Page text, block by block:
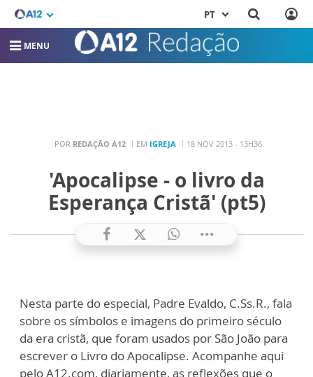
PT
MENU
POR REDAÇÃO A12 EM IGREJA 18 NOV 2013 - 13H36
'Apocalipse - o livro da
Esperança Cristã' (pt5)
Nesta parte do especial, Padre Evaldo, C.Ss.R., fala
sobre os símbolos e imagens do primeiro século
da era cristã, que foram usados por São João para
escrever o Livro do Apocalipse. Acompanhe aqui
pelo A12.com, diariamente, as reflexões que o